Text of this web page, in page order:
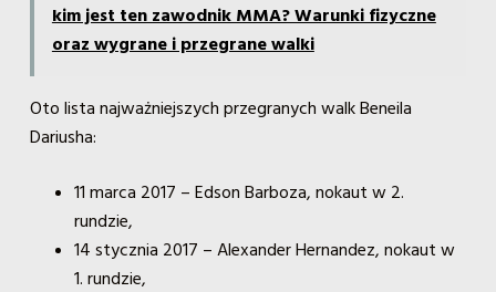
kim jest ten zawodnik MMA? Warunki fizyczne
oraz wygrane i przegrane walki
Oto lista najważniejszych przegranych walk Beneila
Dariusha:
11 marca 2017 – Edson Barboza, nokaut w 2.
rundzie,
14 stycznia 2017 – Alexander Hernandez, nokaut w
1. rundzie,